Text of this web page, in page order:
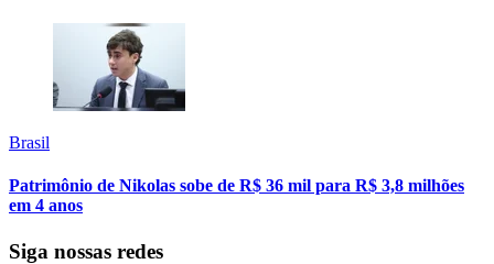
Brasil
Patrimônio de Nikolas sobe de R$ 36 mil para R$ 3,8 milhões
em 4 anos
Siga nossas redes